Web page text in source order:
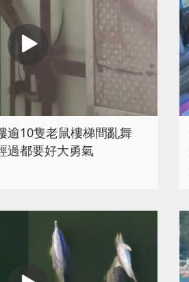
逾10隻老鼠樓梯間亂舞
過都要好大勇氣